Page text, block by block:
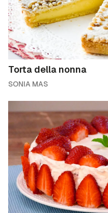
Torta della nonna
SONIA MAS